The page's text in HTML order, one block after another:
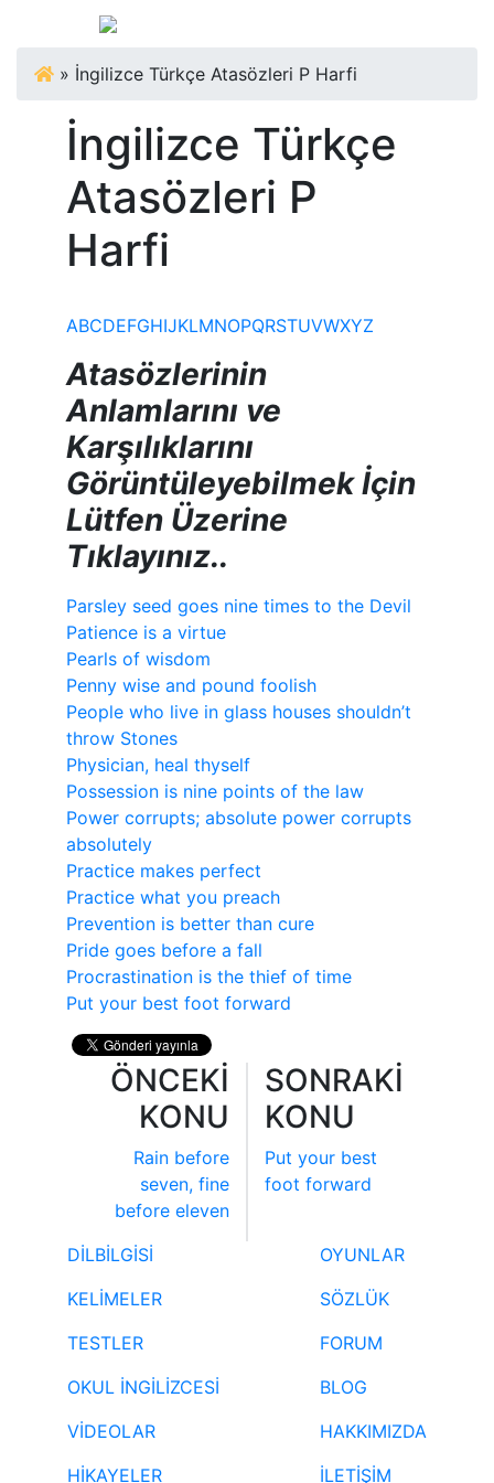
» İngilizce Türkçe Atasözleri P Harfi
İngilizce Türkçe
Atasözleri P
Harfi
ABCDEFGHIJKLMNOPQRSTUVWXYZ
Atasözlerinin
Anlamlarını ve
Karşılıklarını
Görüntüleyebilmek İçin
Lütfen Üzerine
Tıklayınız..
Parsley seed goes nine times to the Devil
Patience is a virtue
Pearls of wisdom
Penny wise and pound foolish
People who live in glass houses shouldn’t
throw Stones
Physician, heal thyself
Possession is nine points of the law
Power corrupts; absolute power corrupts
absolutely
Practice makes perfect
Practice what you preach
Prevention is better than cure
Pride goes before a fall
Procrastination is the thief of time
Put your best foot forward
ÖNCEKİ
KONU
Rain before
seven, fine
before eleven
SONRAKİ
KONU
Put your best
foot forward
DİLBİLGİSİ
KELİMELER
TESTLER
OKUL İNGİLİZCESİ
VİDEOLAR
HİKAYELER
OYUNLAR
SÖZLÜK
FORUM
BLOG
HAKKIMIZDA
İLETİŞİM